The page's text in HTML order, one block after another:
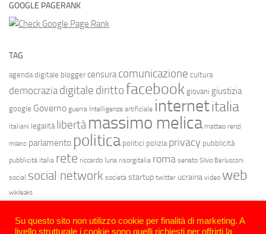
GOOGLE PAGERANK
TAG
agenda digitale blogger censura comunicazione cultura
democrazia digitale dirittofacebook giovani giustizia
google Governo guerra Intelligenza artificiale internetitalia
italiani legalità libertà massimo melica matteo renzi
milano parlamento politica politici polizia privacy pubblicità
pubblicità italia rete riccardo luna risorgitalia roma senato Silvio Berlusconi
social social network società startup twitter ucraina video web
wikileaks
Su questo sito non utilizzo cookie per finalità di marketing. A
livello strutturale i cookie sono quelli richiesti per offrirti la